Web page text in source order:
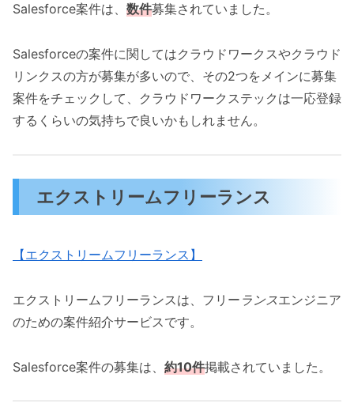
Salesforce案件は、 数件募集されていました。
Salesforceの案件に関してはクラウドワークスやクラウド
リンクスの方が募集が多いので、その2つをメインに募集
案件をチェックして、クラウドワークステックは一応登録
するくらいの気持ちで良いかもしれません。
エクストリームフリーランス
【エクストリームフリーランス】
エクストリームフリーランスは、フリー ランスエンジニア
のための案件紹介サービスです。
Salesforce案件の募集は、 約10件掲載されていました。